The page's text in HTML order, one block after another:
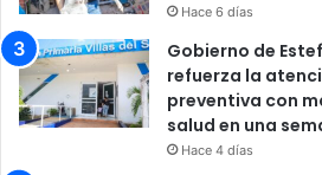
Hace 6 días
Gobierno de
refuerza la
preventiva con
salud en una
Hace 4 días